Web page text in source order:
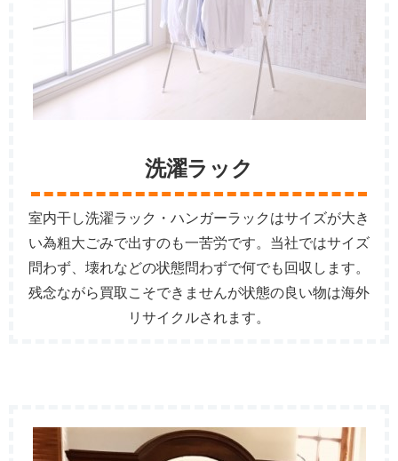
洗濯ラック
室内干し洗濯ラック・ハンガーラックはサイズが大き
い為粗大ごみで出すのも一苦労です。当社ではサイズ
問わず、壊れなどの状態問わずで何でも回収します。
残念ながら買取こそできませんが状態の良い物は海外
リサイクルされます。